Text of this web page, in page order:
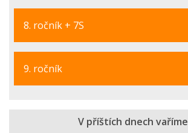
8. ročník + 7S
9. ročník
V příštích dnech vaříme